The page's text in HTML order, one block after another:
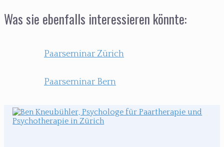
Was sie ebenfalls interessieren könnte:
Paarseminar Zürich
Paarseminar Bern